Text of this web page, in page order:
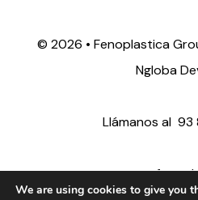
© 2026 • Fenoplastica
Ngloba
Llámanos al 93
We are using cookies to give you